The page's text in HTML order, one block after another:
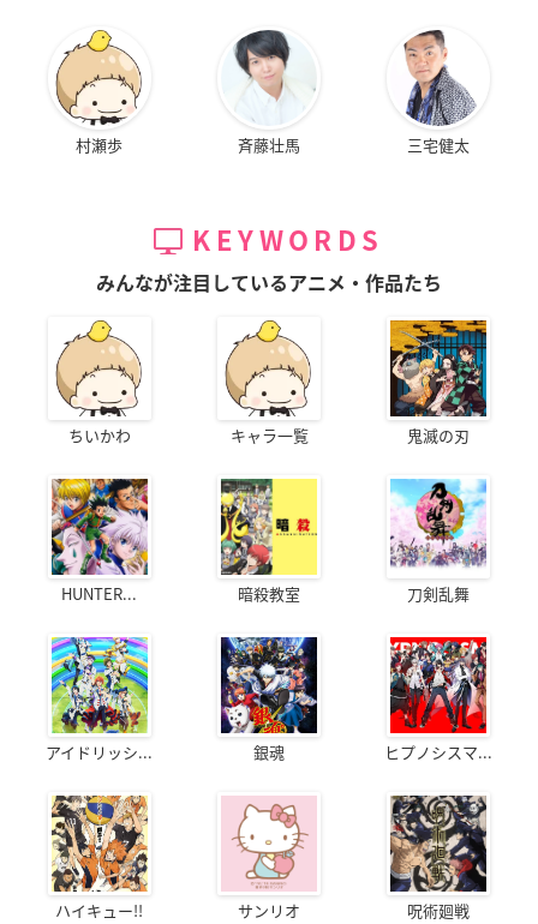
村瀬歩 斉藤壮馬 三宅健太
KEYWORDS
みんなが注目しているアニメ・作品たち
ちいかわ キャラ一覧 鬼滅の刃
HUNTER... 暗殺教室 刀剣乱舞
アイドリッシ... 銀魂 ヒプノシスマ...
ハイキュー!! サンリオ 呪術廻戦